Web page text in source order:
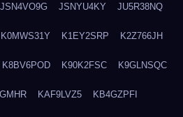
JSN4VO9G JSNYU4KY JU5R38NQ
K0MWS31Y K1EY2SRP K2Z766JH
K8BV6POD K90K2FSC K9GLNSQC
KAF9LVZ5 KB4GZPFI